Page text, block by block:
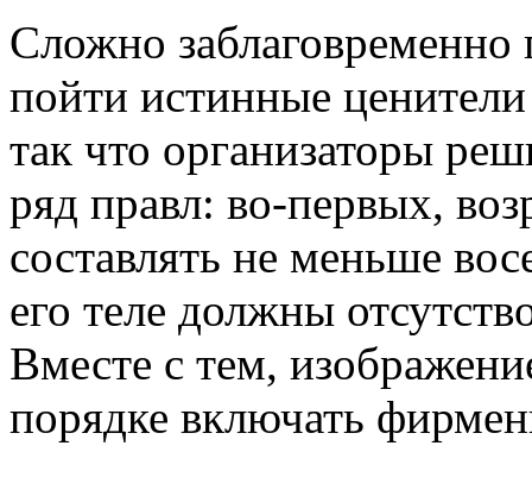
Сложно заблаговременно
пойти истинные
так что организаторы
ряд правл: во-первых,
составлять не меньше
его теле должны
Вместе с тем,
порядке включать